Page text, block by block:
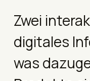
Zwei
digitales
was